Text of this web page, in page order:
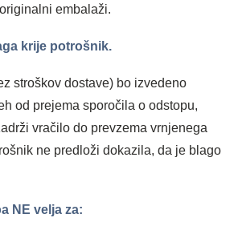
embalaži.
krije potrošnik.
stroškov dostave) bo izvedeno
od prejema sporočila o odstopu,
vračilo do prevzema vrnjenega
ne predloži dokazila, da je blago
NE velja za: